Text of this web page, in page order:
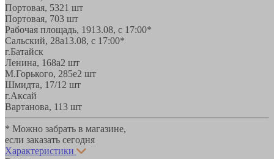
Портовая, 5321 шт
Портовая, 703 шт
Рабочая площадь, 1913.08, с 17:00*
Сальский, 28a13.08, с 17:00*
г.Батайск
Ленина, 168а2 шт
М.Горького, 285е2 шт
Шмидта, 17/1 2 шт
г.Аксай
Вартанова, 113 шт
* Можно забрать в магазине,
если заказать сегодня
Характеристики